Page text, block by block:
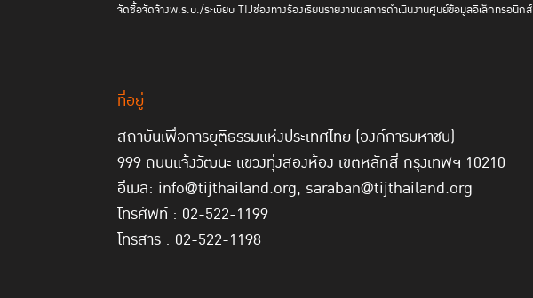
จัดซื้อจัดจ้างพ.ร.บ./ระเบียบ TIJช่องทางร้องเรียนรายงานผลการดำเนินงานศูนย์ข้อมูลอิเล็กทรอนิก
ที่อยู่
สถาบันเพื่อการยุติธรรมแห่งประเทศไทย (องค์การมหาชน)
999 ถนนแจ้งวัฒนะ แขวงทุ่งสองห้อง เขตหลักสี่ กรุงเทพฯ 10210
อีเมล: info@tijthailand.org, saraban@tijthailand.org
โทรศัพท์ : 02-522-1199
โทรสาร : 02-522-1198